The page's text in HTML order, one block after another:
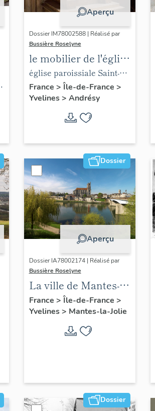
Aperçu
Dossier IM78002588 | Réalisé par
Bussière Roselyne
le mobilier de l'église
Saint-Germain-de-
Paris (liste
supplémentaire)
église paroissiale Saint-
Germain
France > Île-de-France >
Yvelines> Andrésy
Dossier
Aperçu
Dossier IA78002174 | Réalisé par
Bussière Roselyne
La ville de Mantes-la-
Jolie
France > Île-de-France >
Yvelines> Mantes-la-Jolie
Dossier